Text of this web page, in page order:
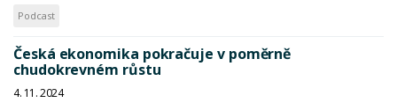
Podcast
Česká ekonomika pokračuje v poměrně
chudokrevném růstu
4. 11. 2024